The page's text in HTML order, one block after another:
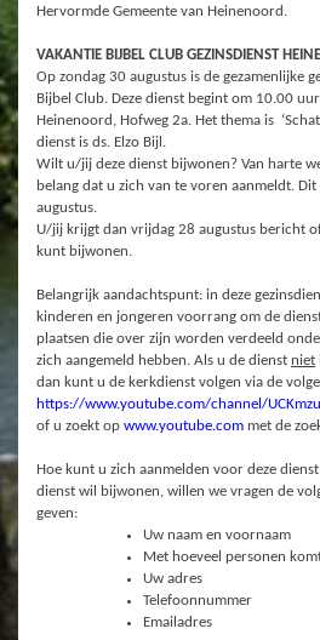
Hervormde Gemeente van Heinenoord.
VAKANTIE BIJBEL CLUB GEZINSDIENST
Op zondag 30 augustus is de gezamenlijke
Bijbel Club. Deze dienst begint om 10.00
Heinenoord, Hofweg 2a. Het thema is
dienst is ds. Elzo Bijl.
Wilt u/jij deze dienst bijwonen? Van harte
belang dat u zich van te voren aanmeldt.
augustus.
U/jij krijgt dan vrijdag 28 augustus bericht
kunt bijwonen.
Belangrijk aandachtspunt: in deze
kinderen en jongeren voorrang om de
plaatsen die over zijn worden verdeeld
zich aangemeld hebben. Als u de dienst niet
dan kunt u de kerkdienst volgen via de
https://www.youtube.com/channel/
of u zoekt op www.youtube.com met de
Hoe kunt u zich aanmelden voor deze
dienst wil bijwonen, willen we vragen de
geven:
Uw naam en voornaam
Met hoeveel personen
Uw adres
Telefoonnummer
Emailadres